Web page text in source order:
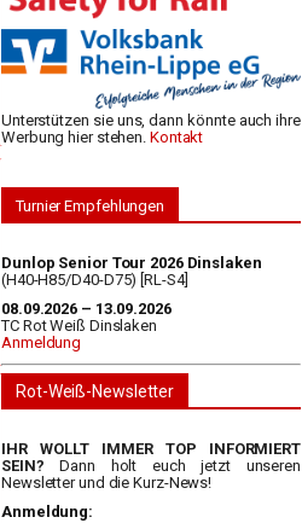
Unterstützen sie uns, dann könnte auch ihre
Werbung hier stehen. Kontakt
Turnier Empfehlungen
Dunlop Senior Tour 2026 Dinslaken
(H40-H85/D40-D75) [RL-S4]
08.09.2026 – 13.09.2026
TC Rot Weiß Dinslaken
Anmeldung
Rot-Weiß-Newsletter
IHR WOLLT IMMER TOP INFORMIERT
SEIN? Dann holt euch jetzt unseren
Newsletter und die Kurz-News!
Anmeldung: